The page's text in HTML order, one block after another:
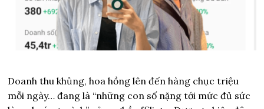
Doanh thu khủng, hoa hồng lên đến hàng chục triệu
mỗi ngày… đang là “những con số nặng tới mức đủ sức